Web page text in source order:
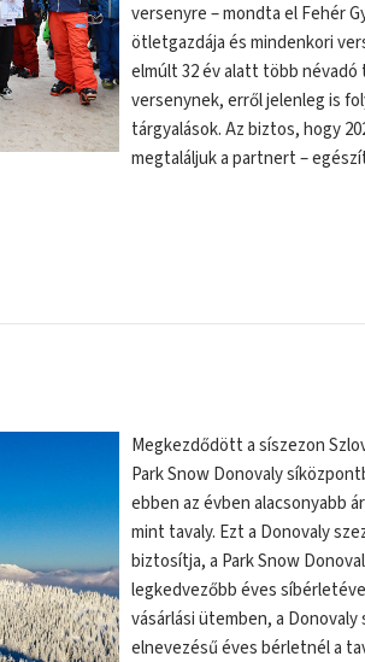
versenyre – mondta el Fehér
ötletgazdája és mindenkori
elmúlt 32 év alatt több névadó
versenynek, erről jelenleg is
tárgyalások. Az biztos, hogy
megtaláljuk a partnert –
Megkezdődött a síszezon
Park Snow Donovaly
ebben az évben alacsonyabb
mint tavaly. Ezt a Donovaly
biztosítja, a Park Snow
legkedvezőbb éves
vásárlási ütemben, a
elnevezésű éves bérletnél a